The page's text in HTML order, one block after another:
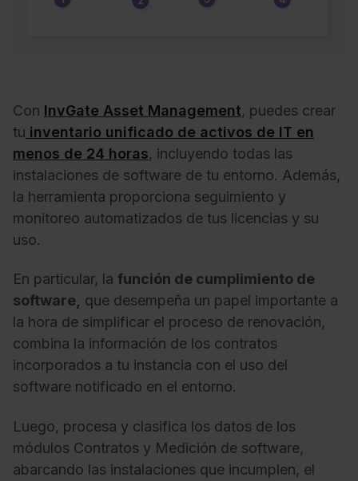
Con InvGate Asset Management, puedes crear
tu inventario unificado de activos de IT en
menos de 24 horas, incluyendo todas las
instalaciones de software de tu entorno. Además,
la herramienta proporciona seguimiento y
monitoreo automatizados de tus licencias y su
uso.
En particular, la función de cumplimiento de
software, que desempeña un papel importante a
la hora de simplificar el proceso de renovación,
combina la información de los contratos
incorporados a tu instancia con el uso del
software notificado en el entorno.
Luego, procesa y clasifica los datos de los
módulos Contratos y Medición de software,
abarcando las instalaciones que incumplen, el